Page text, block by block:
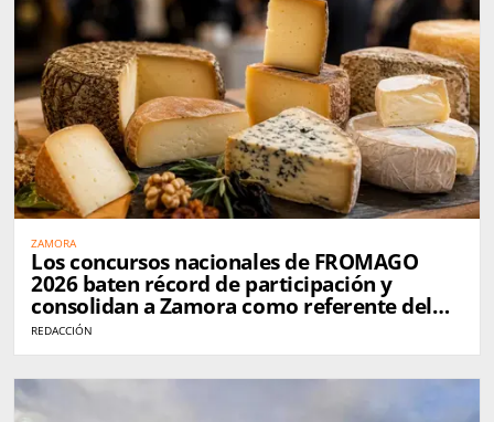
ZAMORA
Los concursos nacionales de FROMAGO
2026 baten récord de participación y
consolidan a Zamora como referente del
queso en España
REDACCIÓN